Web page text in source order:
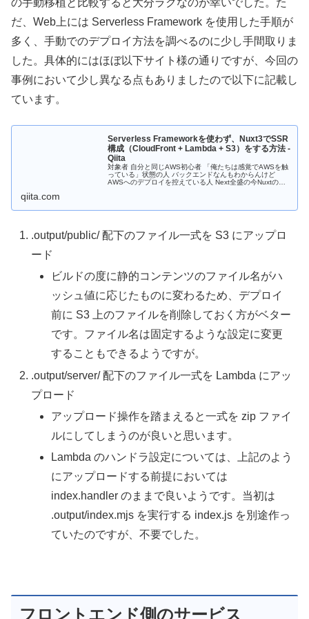
の手動移植と比較すると大分ラクなのが幸いでした。た
だ、Web上には Serverless Framework を使用した手順が
多く、手動でのデプロイ方法を調べるのに少し手間取りま
した。具体的にはほぼ以下サイト様の通りですが、今回の
事例において少し異なる点もありましたので以下に記載し
ています。
Serverless Frameworkを使わず、Nuxt3でSSR
構成（CloudFront + Lambda + S3）をする方法 -
Qiita
対象者 自分と同じAWS初心者 「俺たちは感覚でAWSを触
っている」状態の人 バックエンドなんもわからんけど
AWSへのデプロイを控えている人 Next全盛の今Nuxtの
qiita.com
.output/public/ 配下のファイル一式を S3 にアップロ
ード
ビルドの度に静的コンテンツのファイル名がハ
ッシュ値に応じたものに変わるため、デプロイ
前に S3 上のファイルを削除しておく方がベター
です。ファイル名は固定するような設定に変更
することもできるようですが。
.output/server/ 配下のファイル一式を Lambda にアッ
プロード
アップロード操作を踏まえると一式を zip ファイ
ルにしてしまうのが良いと思います。
Lambda のハンドラ設定については、上記のよう
にアップロードする前提においては
index.handler のままで良いようです。当初は
.output/index.mjs を実行する index.js を別途作っ
ていたのですが、不要でした。
フロントエンド側のサービス